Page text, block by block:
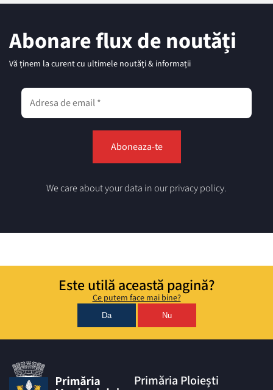
Abonare flux de noutăți
Vă ținem la curent cu ultimele noutăți & informații
We care about your data in our privacy policy.
Este utilă această pagină?
Ce putem face mai bine?
Da Nu
Primăria Ploiești